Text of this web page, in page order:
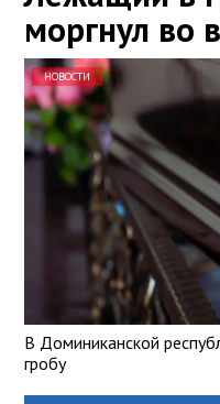
моргнул во
НОВОСТИ
В Доминиканской
гробу